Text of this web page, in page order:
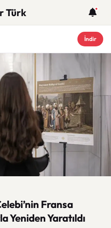
Türk
İndir
Fransa
Yeniden Yaratıldı